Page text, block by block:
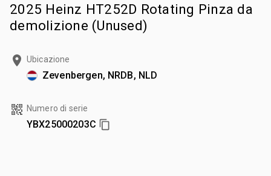
2025 Heinz HT252D Rotating Pinza da
demolizione (Unused)
Ubicazione
Zevenbergen, NRDB, NLD
Numero di serie
YBX25000203C